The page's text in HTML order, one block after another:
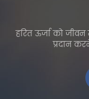
हरित ऊर्जा को
प्रदान